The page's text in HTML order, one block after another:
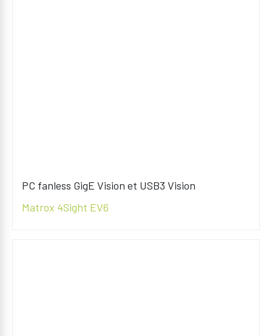
PC fanless GigE Vision et USB3 Vision
Matrox 4Sight EV6